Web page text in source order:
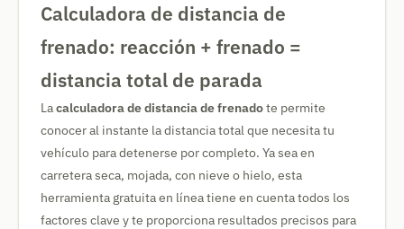
Calculadora de distancia de
frenado: reacción + frenado =
distancia total de parada
Lacalculadora de distancia de frenadote permite
conocer al instante la distancia total que necesita tu
vehículo para detenerse por completo. Ya sea en
carretera seca, mojada, con nieve o hielo, esta
herramienta gratuita en línea tiene en cuenta todos los
factores clave y te proporciona resultados precisos para